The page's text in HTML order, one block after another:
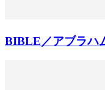
BIBLE／アブラハ